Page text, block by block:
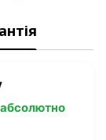
абсолютно